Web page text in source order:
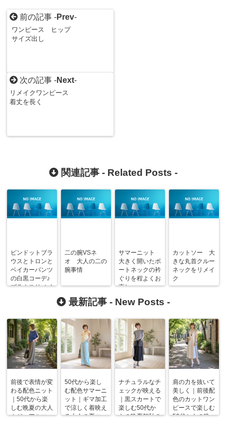
前の記事 -Prev-
ワンピース ヒップ
サイズ出し
次の記事 -Next-
リメイクワンピース
着丈を長く
関連記事 - Related Posts -
ピンドットブラ
ウスとトロンと
ベイカーパンツ
の白黒コーデ♪
ブラウスリメイ
二の腕VSネ
オ 大人の二の
腕事情
サマーニット
大きく開いたボ
ートネックの衿
ぐりを程よくお
直し
カットソー 大
きな丸首クルー
ネックをリメイ
ク
最新記事 - New Posts -
前後で表情が変
わる配色ニット
｜50代から楽
しむ晩夏の大人
カジュアルコー
50代から楽し
む配色サマーニ
ット｜ギマ加工
で涼しく着映え
る大人の夏コー
ナチュラルなチ
ェックが映える
｜黒スカートで
楽しむ50代か
らの晩夏初秋の
肩の力を抜いて
美しく｜前後配
色のカットワン
ピースで楽しむ
50代からの晩